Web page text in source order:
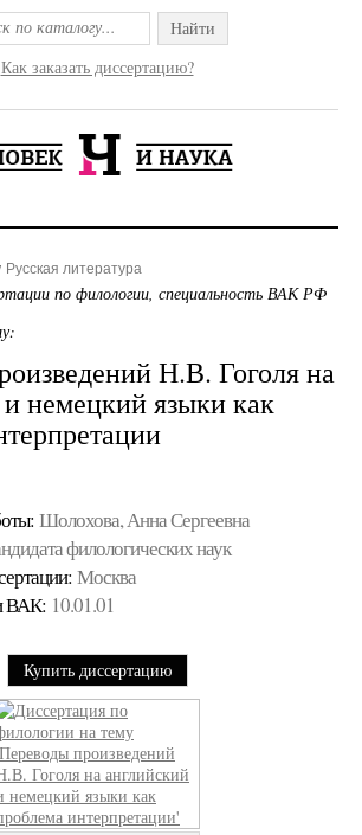
Найти
Как заказать диссертацию?
Русская литература
по филологии, специальность ВАК РФ
Н.В. Гоголя на
немецкий языки как
Шолохова, Анна Сергеевна
филологических наук
Москва
ВАК: 10.01.01
Купить диссертацию